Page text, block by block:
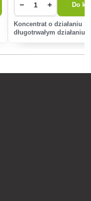
− + Do
Koncentrat o działaniu
długotrwałym działaniu